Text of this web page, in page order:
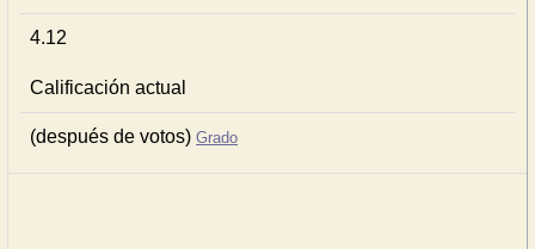
4.12
Calificación actual
(después de votos) Grado